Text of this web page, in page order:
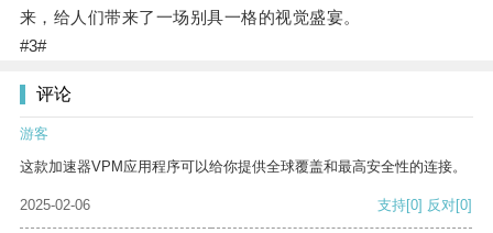
来，给人们带来了一场别具一格的视觉盛宴。
#3#
评论
游客
这款加速器VPM应用程序可以给你提供全球覆盖和最高安全性的连接。
2025-02-06 支持[0] 反对[0]